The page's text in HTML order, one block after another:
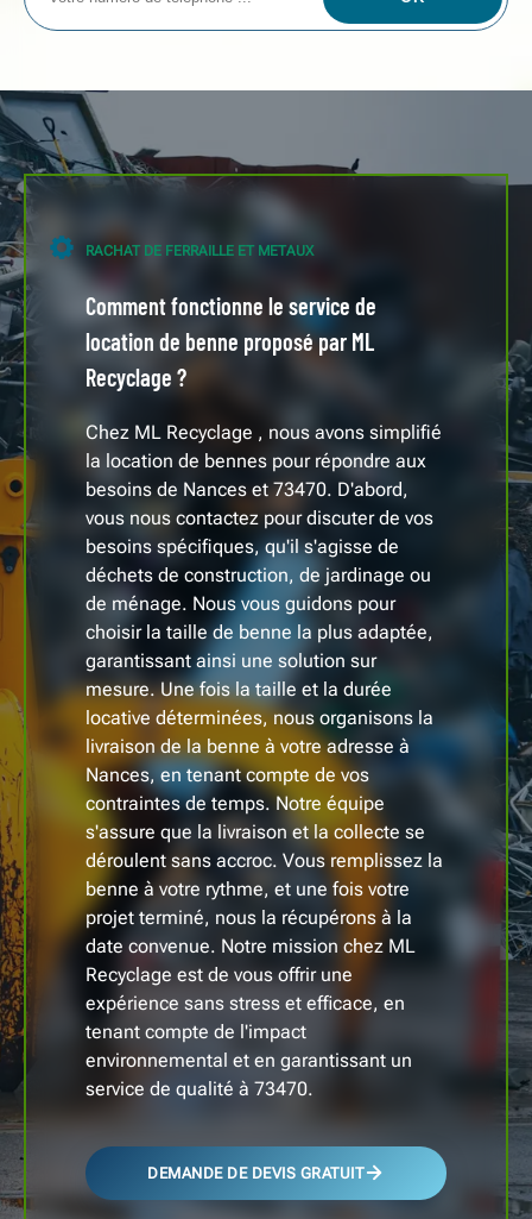
RACHAT DE FERRAILLE ET METAUX
Comment fonctionne le service de
location de benne proposé par ML
Recyclage ?
Chez ML Recyclage , nous avons simplifié
la location de bennes pour répondre aux
besoins de Nances et 73470. D'abord,
vous nous contactez pour discuter de vos
besoins spécifiques, qu'il s'agisse de
déchets de construction, de jardinage ou
de ménage. Nous vous guidons pour
choisir la taille de benne la plus adaptée,
garantissant ainsi une solution sur
mesure. Une fois la taille et la durée
locative déterminées, nous organisons la
livraison de la benne à votre adresse à
Nances, en tenant compte de vos
contraintes de temps. Notre équipe
s'assure que la livraison et la collecte se
déroulent sans accroc. Vous remplissez la
benne à votre rythme, et une fois votre
projet terminé, nous la récupérons à la
date convenue. Notre mission chez ML
Recyclage est de vous offrir une
expérience sans stress et efficace, en
tenant compte de l'impact
environnemental et en garantissant un
service de qualité à 73470.
DEMANDE DE DEVIS GRATUIT